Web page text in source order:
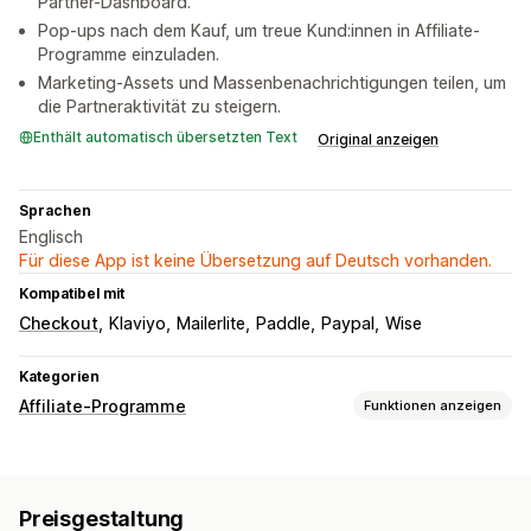
Pop-ups nach dem Kauf, um treue Kund:innen in Affiliate-
Programme einzuladen.
Marketing-Assets und Massenbenachrichtigungen teilen, um
die Partneraktivität zu steigern.
Enthält automatisch übersetzten Text Original anzeigen
Sprachen
Englisch
Für diese App ist keine Übersetzung auf Deutsch vorhanden.
Kompatibel mit
Checkout Klaviyo Mailerlite Paddle Paypal Wise
Kategorien
Affiliate-Programme Funktionen anzeigen
Benutzerdefinierte Provision
Preisgestaltung